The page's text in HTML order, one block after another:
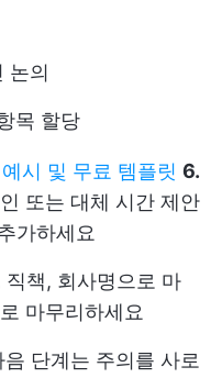
논의
목 할당
시 및 무료 템플릿 6.
또는 대체 시간 제안
가하세요
책, 회사명으로 마
마무리하세요
단계는 주의를 사로